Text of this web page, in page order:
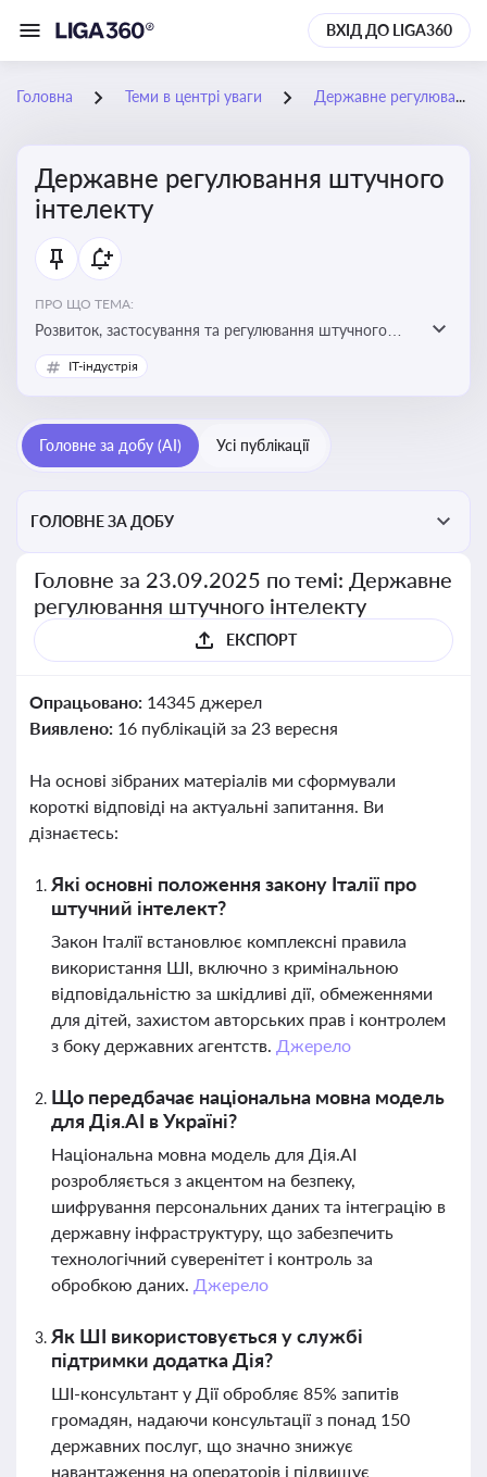
ВХІД ДО LIGA360
Головна Теми в центрі уваги Державне регулювання штучного інтелекту
Державне регулювання штучного
інтелекту
ПРО ЩО ТЕМА:
Розвиток, застосування та регулювання штучного
інтелекту в різних сферах — від управління бізнесом
до державного сектора
IT-індустрія
Головне за добу (AI) Усі публікації
ГОЛОВНЕ ЗА ДОБУ
Головне за 23.09.2025 по темі: Державне
регулювання штучного інтелекту
ЕКСПОРТ
Опрацьовано: 14345 джерел
Виявлено: 16 публікацій за 23 вересня
На основі зібраних матеріалів ми сформували
короткі відповіді на актуальні запитання. Ви
дізнаєтесь:
Які основні положення закону Італії про
штучний інтелект?
Закон Італії встановлює комплексні правила
використання ШІ, включно з кримінальною
відповідальністю за шкідливі дії, обмеженнями
для дітей, захистом авторських прав і контролем
з боку державних агентств. Джерело
Що передбачає національна мовна модель
для Дія.AI в Україні?
Національна мовна модель для Дія.AI
розробляється з акцентом на безпеку,
шифрування персональних даних та інтеграцію в
державну інфраструктуру, що забезпечить
технологічний суверенітет і контроль за
обробкою даних. Джерело
Як ШІ використовується у службі
підтримки додатка Дія?
ШІ-консультант у Дії обробляє 85% запитів
громадян, надаючи консультації з понад 150
державних послуг, що значно знижує
навантаження на операторів і підвищує